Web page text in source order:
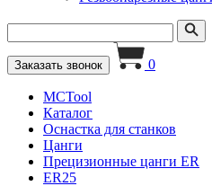
Заказать звонок 0
MCTool
Каталог
Оснастка для станков
Цанги
Прецизионные цанги ER
ER25